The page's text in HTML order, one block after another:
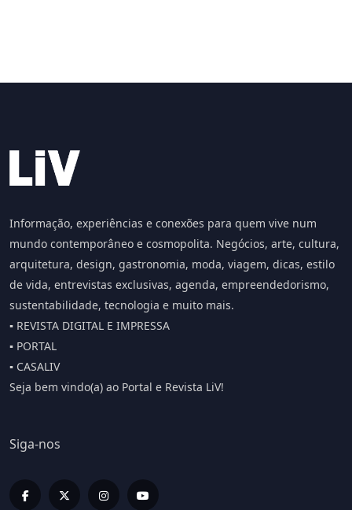
Informação, experiências e conexões para quem vive num
mundo contemporâneo e cosmopolita. Negócios, arte, cultura,
arquitetura, design, gastronomia, moda, viagem, dicas, estilo
de vida, entrevistas exclusivas, agenda, empreendedorismo,
sustentabilidade, tecnologia e muito mais.
▪️ REVISTA DIGITAL E IMPRESSA
▪️ PORTAL
▪️ CASALIV
Seja bem vindo(a) ao Portal e Revista LiV!
Siga-nos